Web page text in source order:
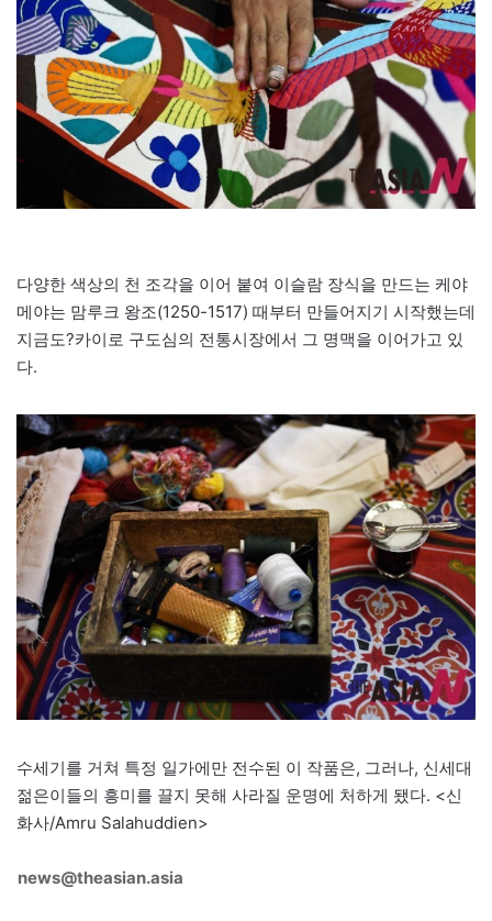
다양한 색상의 천 조각을 이어 붙여 이슬람 장식을 만드는 케야
메야는 맘루크 왕조(1250-1517) 때부터 만들어지기 시작했는데
지금도?카이로 구도심의 전통시장에서 그 명맥을 이어가고 있
다.
수세기를 거쳐 특정 일가에만 전수된 이 작품은, 그러나, 신세대
젊은이들의 흥미를 끌지 못해 사라질 운명에 처하게 됐다. <신
화사/Amru Salahuddien>
news@theasian.asia